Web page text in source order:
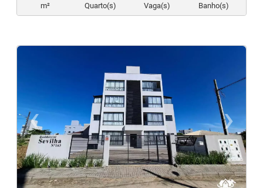
m²
Quarto(s)
Vaga(s)
Banho(s)
‹
Previous
›